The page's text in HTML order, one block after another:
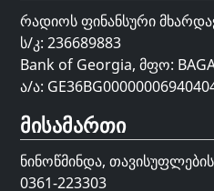
რადიოს ფინანსური
ს/კ: 236689883
Bank of Georgia, მფო:
ა/ა:
მისამართი
ნინოწმინდა,
0361-223303